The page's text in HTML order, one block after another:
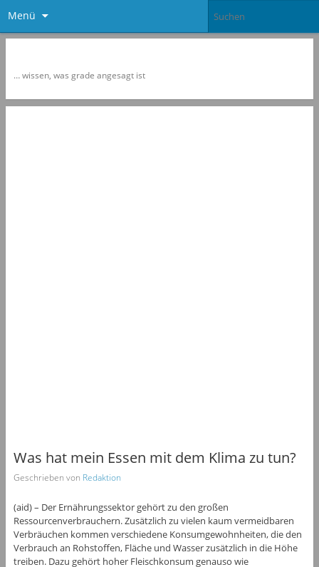
Menü
… wissen, was grade angesagt ist
Was hat mein Essen mit dem Klima zu tun?
Geschrieben von Redaktion
(aid) – Der Ernährungssektor gehört zu den großen
Ressourcenverbrauchern. Zusätzlich zu vielen kaum vermeidbaren
Verbräuchen kommen verschiedene Konsumgewohnheiten, die den
Verbrauch an Rohstoffen, Fläche und Wasser zusätzlich in die Höhe
treiben. Dazu gehört hoher Fleischkonsum genauso wie